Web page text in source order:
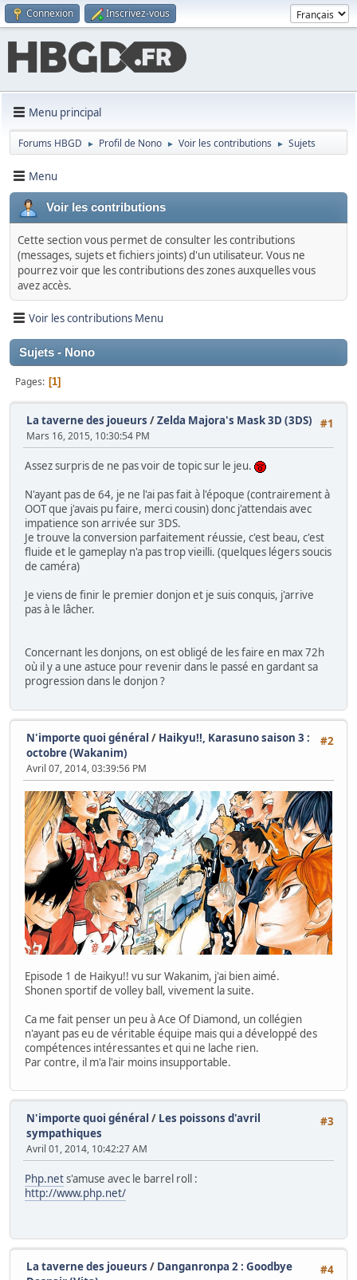
Connexion Inscrivez-vous
Menu principal
Forums HBGD ► Profil de Nono ► Voir les contributions ► Sujets
Menu
Voir les contributions
Cette section vous permet de consulter les contributions
(messages, sujets et fichiers joints) d'un utilisateur. Vous ne
pourrez voir que les contributions des zones auxquelles vous
avez accès.
Voir les contributions Menu
Sujets - Nono
Pages 1
#1
La taverne des joueurs /Zelda Majora's Mask 3D (3DS)
Mars 16, 2015, 10:30:54 PM
Assez surpris de ne pas voir de topic sur le jeu.
N'ayant pas de 64, je ne l'ai pas fait à l'époque (contrairement à
OOT que j'avais pu faire, merci cousin) donc j'attendais avec
impatience son arrivée sur 3DS.
Je trouve la conversion parfaitement réussie, c'est beau, c'est
fluide et le gameplay n'a pas trop vieilli. (quelques légers soucis
de caméra)
Je viens de finir le premier donjon et je suis conquis, j'arrive
pas à le lâcher.
Concernant les donjons, on est obligé de les faire en max 72h
où il y a une astuce pour revenir dans le passé en gardant sa
progression dans le donjon ?
#2
N'importe quoi général / Haikyu!!, Karasuno saison 3 :
octobre (Wakanim)
Avril 07, 2014, 03:39:56 PM
Episode 1 de Haikyu!! vu sur Wakanim, j'ai bien aimé.
Shonen sportif de volley ball, vivement la suite.
Ca me fait penser un peu à Ace Of Diamond, un collégien
n'ayant pas eu de véritable équipe mais qui a développé des
compétences intéressantes et qui ne lache rien.
Par contre, il m'a l'air moins insupportable.
#3
N'importe quoi général / Les poissons d'avril
sympathiques
Avril 01, 2014, 10:42:27 AM
Php.nets'amuse avec le barrel roll :
http://www.php.net/
#4
La taverne des joueurs / Danganronpa 2 : Goodbye